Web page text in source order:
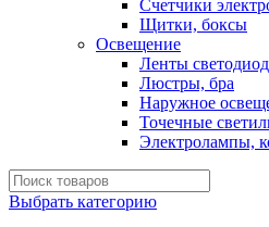
Счетчики
Щитки, боксы
Освещение
Ленты
Люстры, бра
Наружное
Точечные
Электролампы,
Выбрать категорию